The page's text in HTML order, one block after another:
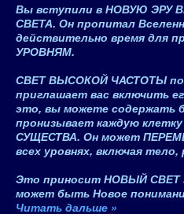
Вы вступили в НОВУЮ ЭРУ
СВЕТА. Он пропитал
действительно время для
УРОВНЯМ.
СВЕТ ВЫСОКОЙ ЧАСТОТЫ
приглашает вас включить
это, вы можете содержать
пронизывает каждую
СУЩЕСТВА. Он может
всех уровнях, включая тело,
Это приносит НОВЫЙ СВЕТ
может быть Новое
Читать дальше »